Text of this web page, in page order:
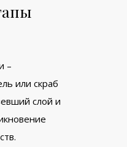
–
или скраб
слой и